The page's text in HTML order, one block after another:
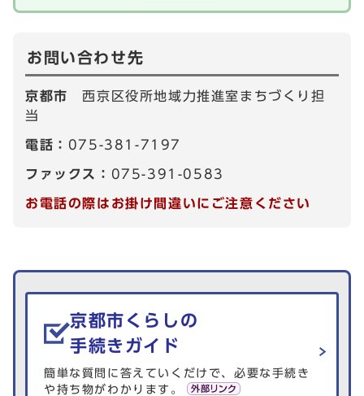
お問い合わせ先
京都市西京区役所地域力推進室まちづくり担
当
電話： 075-381-7197
ファックス： 075-391-0583
お電話の際はお掛け間違いにご注意ください
生活情報を探す
京都市くらしの
手続きガイド
簡単な質問に答えていくだけで、必要な手続き
や持ち物がわかります。